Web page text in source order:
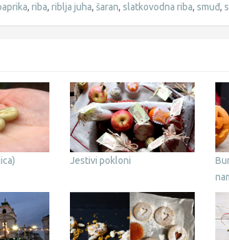
, riba, riblja juha, šaran, slatkovodna riba, smuđ,
Jestivi pokloni